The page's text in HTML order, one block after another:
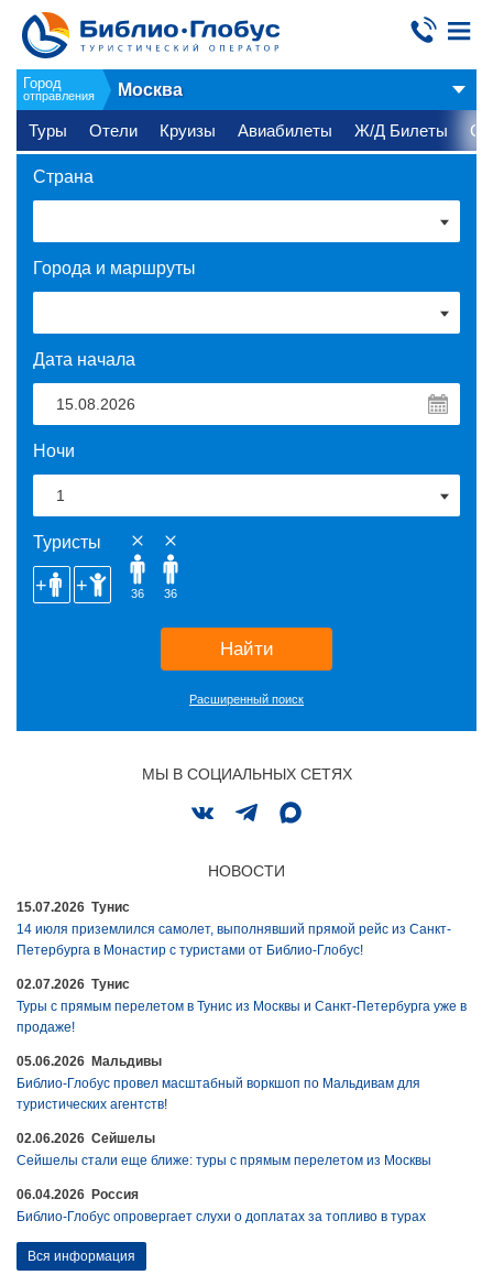
Город
отправления Москва
Туры Отели Круизы Авиабилеты Ж/Д Билеты
Страна
Города и маршруты
Дата начала
Ночи
Туристы
36 36
Найти
Расширенный поиск
МЫ В СОЦИАЛЬНЫХ СЕТЯХ
НОВОСТИ
15.07.2026 Тунис
14 июля приземлился самолет, выполнявший прямой рейс из Санкт-
Петербурга в Монастир с туристами от Библио-Глобус!
02.07.2026 Тунис
Туры с прямым перелетом в Тунис из Москвы и Санкт-Петербурга уже в
продаже!
05.06.2026 Мальдивы
Библио-Глобус провел масштабный воркшоп по Мальдивам для
туристических агентств!
02.06.2026 Сейшелы
Сейшелы стали еще ближе: туры с прямым перелетом из Москвы
06.04.2026 Россия
Библио-Глобус опровергает слухи о доплатах за топливо в турах
Вся информация